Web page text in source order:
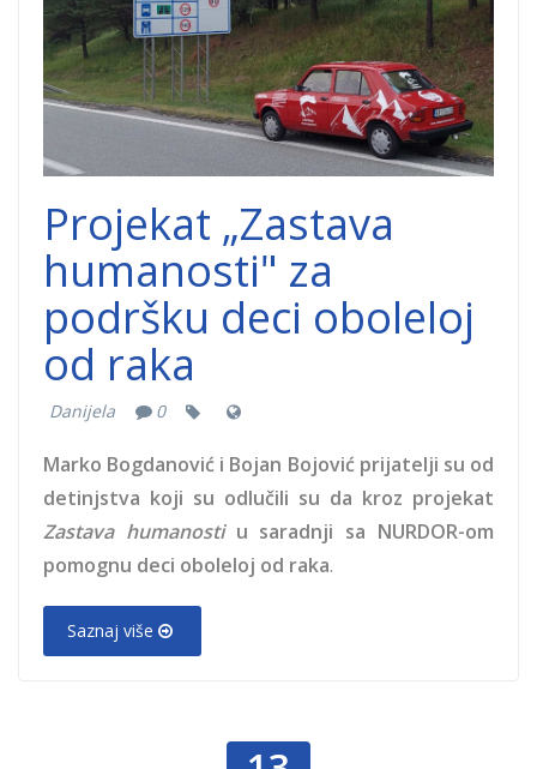
Projekat „Zastava
humanosti" za
podršku deci oboleloj
od raka
Danijela 0
Marko Bogdanović i Bojan Bojović prijatelji su od
detinjstva koji su odlučili su da kroz projekat
Zastava humanosti u saradnji sa NURDOR-om
pomognu deci oboleloj od raka.
Saznaj više